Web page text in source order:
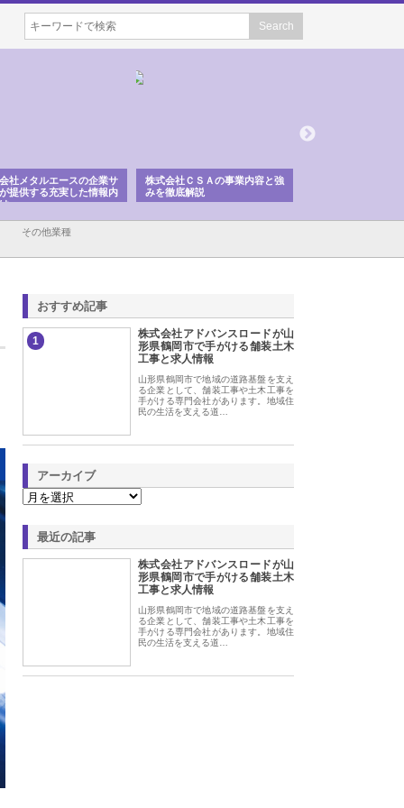
社メタルエースの企業サ
提供する充実した情報内
株式会社ＣＳＡの事業内容と強
みを徹底解説
その他業種
おすすめ記事
1
株式会社アドバンスロードが山
形県鶴岡市で手がける舗装土木
工事と求人情報
山形県鶴岡市で地域の道路基盤を支え
る企業として、舗装工事や土木工事を
手がける専門会社があります。地域住
民の生活を支える道…
アーカイブ
最近の記事
株式会社アドバンスロードが山
形県鶴岡市で手がける舗装土木
工事と求人情報
山形県鶴岡市で地域の道路基盤を支え
る企業として、舗装工事や土木工事を
手がける専門会社があります。地域住
民の生活を支える道…